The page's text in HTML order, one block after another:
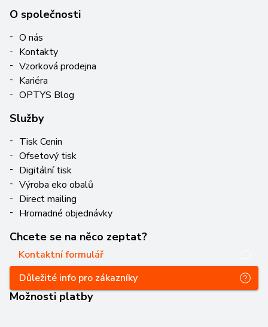
O společnosti
O nás
Kontakty
Vzorková prodejna
Kariéra
OPTYS Blog
Služby
Tisk Cenin
Ofsetový tisk
Digitální tisk
Výroba eko obalů
Direct mailing
Hromadné objednávky
Chcete se na něco zeptat?
Kontaktní formulář
Důležité info pro zákazníky
Možnosti platby